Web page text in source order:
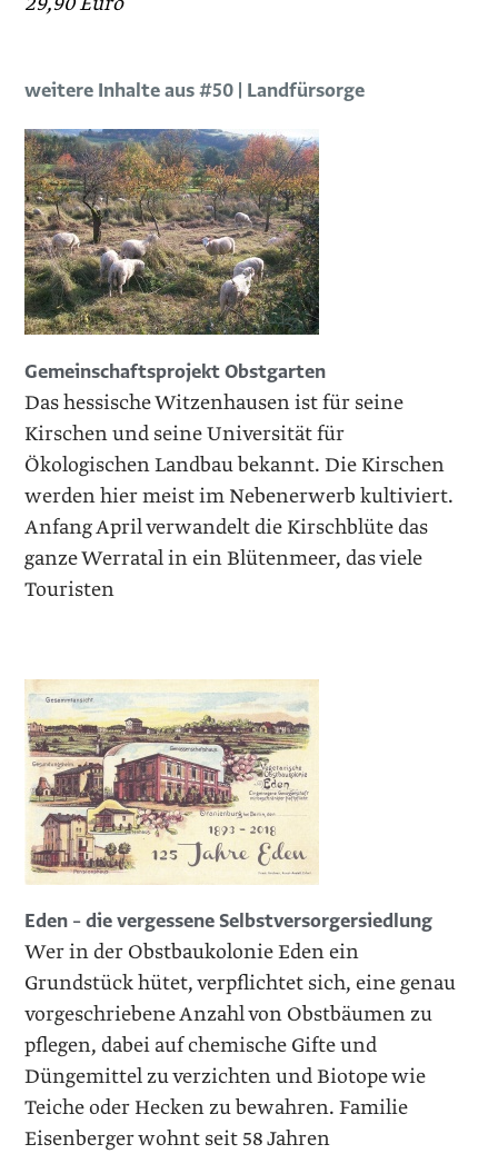
weitere Inhalte aus #50 | Landfürsorge
Gemeinschaftsprojekt Obstgarten
Das hessische Witzenhausen ist für seine
Kirschen und seine Universität für
Ökologischen Landbau bekannt. Die Kirschen
werden hier meist im Nebenerwerb kultiviert.
Anfang April verwandelt die Kirschblüte das
ganze Werra­tal in ein Blütenmeer, das viele
Touristen
Eden – die vergessene Selbstversorgersiedlung
Wer in der Obstbaukolonie Eden ein
Grundstück hütet, verpflichtet sich, eine genau
vorgeschriebene Anzahl von Obstbäumen zu
pflegen, dabei auf chemische Gifte und
Düngemittel zu verzichten und Biotope wie
Teiche oder Hecken zu bewahren. Familie
Eisenberger wohnt seit 58 Jahren